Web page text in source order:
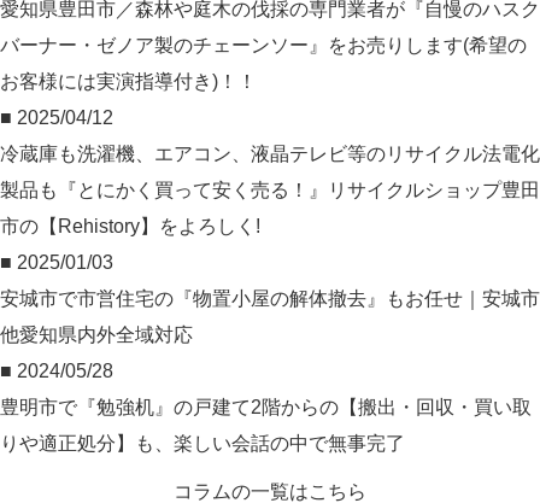
愛知県豊田市／森林や庭木の伐採の専門業者が『自慢のハスク
バーナー・ゼノア製のチェーンソー』をお売りします(希望の
お客様には実演指導付き)！！
■ 2025/04/12
冷蔵庫も洗濯機、エアコン、液晶テレビ等のリサイクル法電化
製品も『とにかく買って安く売る！』リサイクルショップ豊田
市の【Rehistory】をよろしく!
■ 2025/01/03
安城市で市営住宅の『物置小屋の解体撤去』もお任せ｜安城市
他愛知県内外全域対応
■ 2024/05/28
豊明市で『勉強机』の戸建て2階からの【搬出・回収・買い取
りや適正処分】も、楽しい会話の中で無事完了
コラムの一覧はこちら